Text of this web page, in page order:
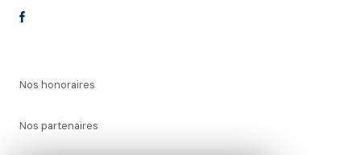
Nos honoraires
Nos partenaires